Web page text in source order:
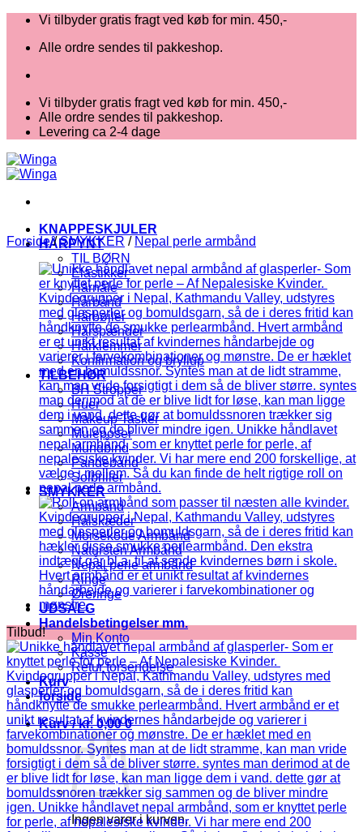
Fortsæt
indhold
Vi tilbyder gratis fragt ved køb for min. 450,-
Alle ordre sendes til pakkeshop.
Vi tilbyder gratis fragt ved køb for min. 450,-
Alle ordre sendes til pakkeshop.
Levering ca 2-4 dage
KNAPPESKJULER
HÅRPYNT
TIL BØRN
Elastikker
Hårnåle
Hårbånd
Hårbøjler
Hårspænder
Hårklemmer
Konfirmation og bryllup
TILBEHØR
BH Stropper
Huer
Makeup Tasker
Muleposer
Mundbind
Pandebånd
Solbriller
SMYKKER
Armbånd
Halskæder
Morsekode Armbånd
Natursten Armbånd
Nepal perle armbånd
Ringe
Øreringe
UDSALG
Handelsbetingelser mm.
Min Konto
Kasse
Retur forsendelse
Kurv
forside
Kurv /kr.0,00 0
Ingen varer i kurven.
Forside / SMYKKER / Nepal perle armbånd
Tilbud!